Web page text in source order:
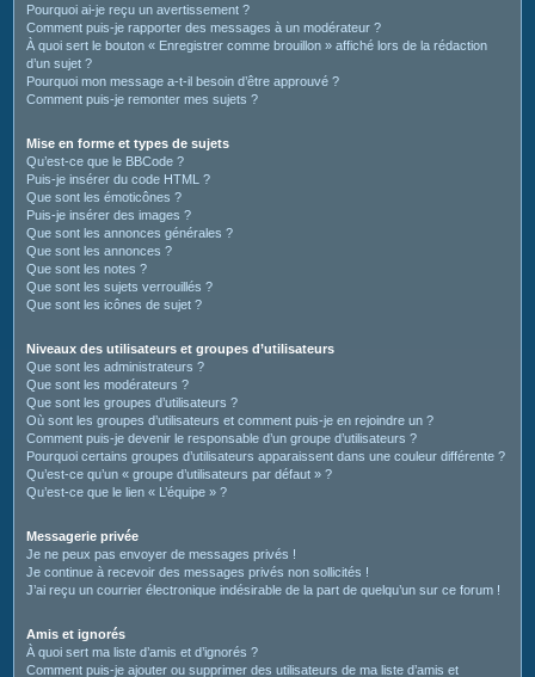
Pourquoi ai-je reçu un avertissement ?
Comment puis-je rapporter des messages à un modérateur ?
À quoi sert le bouton « Enregistrer comme brouillon » affiché lors de la rédaction
d’un sujet ?
Pourquoi mon message a-t-il besoin d’être approuvé ?
Comment puis-je remonter mes sujets ?
Mise en forme et types de sujets
Qu’est-ce que le BBCode ?
Puis-je insérer du code HTML ?
Que sont les émoticônes ?
Puis-je insérer des images ?
Que sont les annonces générales ?
Que sont les annonces ?
Que sont les notes ?
Que sont les sujets verrouillés ?
Que sont les icônes de sujet ?
Niveaux des utilisateurs et groupes d’utilisateurs
Que sont les administrateurs ?
Que sont les modérateurs ?
Que sont les groupes d’utilisateurs ?
Où sont les groupes d’utilisateurs et comment puis-je en rejoindre un ?
Comment puis-je devenir le responsable d’un groupe d’utilisateurs ?
Pourquoi certains groupes d’utilisateurs apparaissent dans une couleur différente ?
Qu’est-ce qu’un « groupe d’utilisateurs par défaut » ?
Qu’est-ce que le lien « L’équipe » ?
Messagerie privée
Je ne peux pas envoyer de messages privés !
Je continue à recevoir des messages privés non sollicités !
J’ai reçu un courrier électronique indésirable de la part de quelqu’un sur ce forum !
Amis et ignorés
À quoi sert ma liste d’amis et d’ignorés ?
Comment puis-je ajouter ou supprimer des utilisateurs de ma liste d’amis et